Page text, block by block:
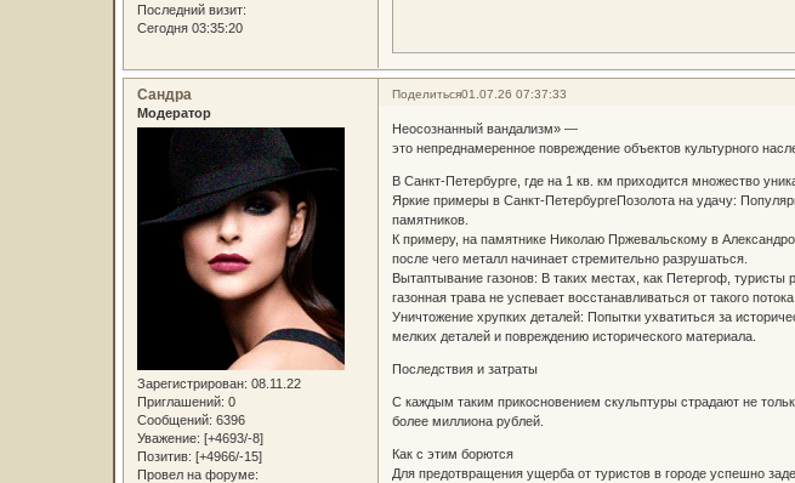
Последний визит:
Сегодня 03:35:20
Поделиться01.07.26 07:37:33
Сандра
Модератор
Зарегистрирован: 08.11.22
Приглашений: 0
Сообщений: 6396
Уважение: [+4693/-8]
Позитив: [+4966/-15]
Провел на форуме:
Неосознанный вандализм» —
это непреднамеренное повреждение объектов культурного
В Санкт-Петербурге, где на 1 кв. км приходится множество
Яркие примеры в Санкт-ПетербургеПозолота на удачу:
памятников.
К примеру, на памятнике Николаю Пржевальскому в
после чего металл начинает стремительно разрушаться.
Вытаптывание газонов: В таких местах, как Петергоф,
газонная трава не успевает восстанавливаться от такого потока.
Уничтожение хрупких деталей: Попытки ухватиться за
мелких деталей и повреждению исторического материала.
Последствия и затраты
С каждым таким прикосновением скульптуры страдают не
более миллиона рублей.
Как с этим борются
Для предотвращения ущерба от туристов в городе успешно